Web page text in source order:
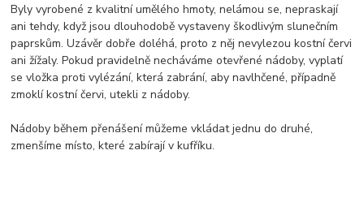
Byly vyrobené z kvalitní umělého hmoty, nelámou se, nepraskají
ani tehdy, když jsou dlouhodobě vystaveny škodlivým slunečním
paprskům. Uzávěr dobře doléhá, proto z něj nevylezou kostní červi
ani žížaly. Pokud pravidelně necháváme otevřené nádoby, vyplatí
se vložka proti vylézání, která zabrání, aby navlhčené, případně
zmoklí kostní červi, utekli z nádoby.
Nádoby během přenášení můžeme vkládat jednu do druhé,
zmenšíme místo, které zabírají v kufříku.